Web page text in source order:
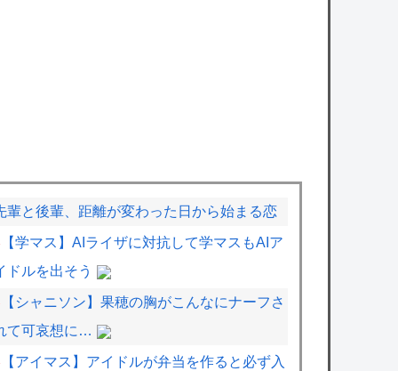
輩と後輩、距離が変わった日から始まる恋
【学マス】AIライザに対抗して学マスもAIア
ドルを出そう
【シャニソン】果穂の胸がこんなにナーフさ
て可哀想に…
【アイマス】アイドルが弁当を作ると必ず入